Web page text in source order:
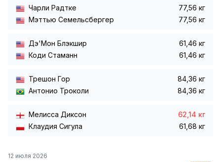
Чарли Радтке
77,56 кг
Мэттью Семельсбергер
77,56 кг
Дэ'Мон Блэкшир
61,46 кг
Коди Стаманн
61,46 кг
Трешон Гор
84,36 кг
Антонио Троколи
84,36 кг
Мелисса Диксон
62,14 кг
Клаудия Сигула
61,68 кг
12 июля 2026